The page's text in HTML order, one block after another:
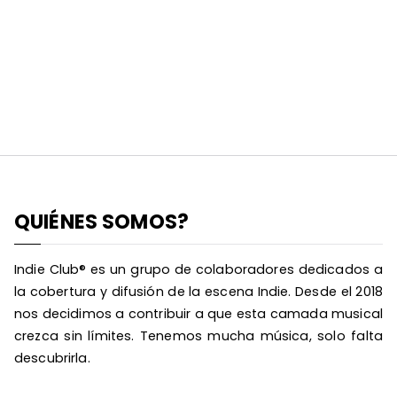
QUIÉNES SOMOS?
Indie Club® es un grupo de colaboradores dedicados a
la cobertura y difusión de la escena Indie. Desde el 2018
nos decidimos a contribuir a que esta camada musical
crezca sin límites. Tenemos mucha música, solo falta
descubrirla.